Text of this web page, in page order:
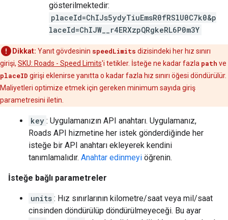
gösterilmektedir:
placeId=ChIJs5ydyTiuEmsR0fRSlU0C7k0&p
laceId=ChIJW__r4ERXzpQRgkeRL6P0m3Y
Dikkat: Yanıt gövdesinin speedLimits dizisindeki her hız sınırı
girişi, SKU: Roads - Speed Limits'i tetikler. İsteğe ne kadar fazla path ve
placeID girişi eklenirse yanıtta o kadar fazla hız sınırı öğesi döndürülür.
Maliyetleri optimize etmek için gereken minimum sayıda giriş
parametresini iletin.
key : Uygulamanızın API anahtarı. Uygulamanız,
Roads API hizmetine her istek gönderdiğinde her
isteğe bir API anahtarı ekleyerek kendini
tanımlamalıdır. Anahtar edinmeyi öğrenin.
İsteğe bağlı parametreler
units : Hız sınırlarının kilometre/saat veya mil/saat
cinsinden döndürülüp döndürülmeyeceği. Bu ayar